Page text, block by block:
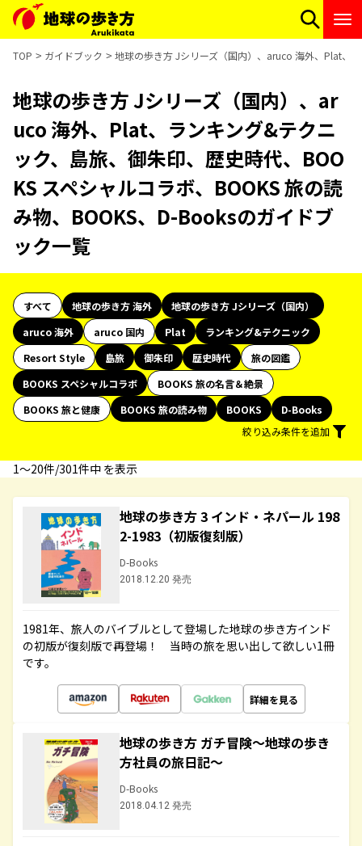
TOP ガイドブック 地球の歩き方 Jシリーズ（国内）、aruco 海外、Plat、
地球の歩き方 Jシリーズ（国内）、ar
uco 海外、Plat、ランキング&テクニ
ック、島旅、御朱印、歴史時代、BOO
KS スペシャルコラボ、BOOKS 旅の読
み物、BOOKS、D-Booksのガイドブ
ック一覧
すべて 地球の歩き方 海外
地球の歩き方 Jシリーズ（国内）
aruco 海外
aruco 国内 Plat
ランキング&テクニック
Resort Style
島旅 御朱印 歴史時代
旅の図鑑
BOOKS スペシャルコラボ
BOOKS 旅の名言＆絶景
BOOKS 旅と健康
BOOKS 旅の読み物 BOOKS
D-Books
絞り込み条件を追加
1〜20件/301件中 を表示
地球の歩き方 3 インド・ネパール 198
2-1983（初版復刻版）
D-Books
2018.12.20 発売
1981年、旅人のバイブルとして登場した地球の歩き方インド
の初版が復刻版で再登場！ 当時の旅を思い出して欲しい1冊
です。
詳細を見る
地球の歩き方 ガチ冒険～地球の歩き
方社員の旅日記～
D-Books
2018.04.12 発売